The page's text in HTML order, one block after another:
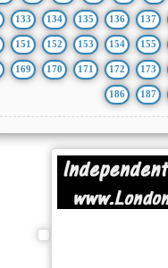
133 134 135 136 137
151 152 153 154 155
169 170 171 172 173
186 187